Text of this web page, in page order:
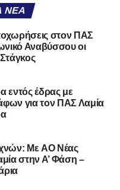
του
και πολλές
Στάγκο
την
Στάγκου.
στις
ΝΈΑ
στον ΠΑΣ
Αναβύσσου οι
εντός έδρας με
για τον ΠΑΣ Λαμία
Με AO Nέας
στην Α’ Φάση –